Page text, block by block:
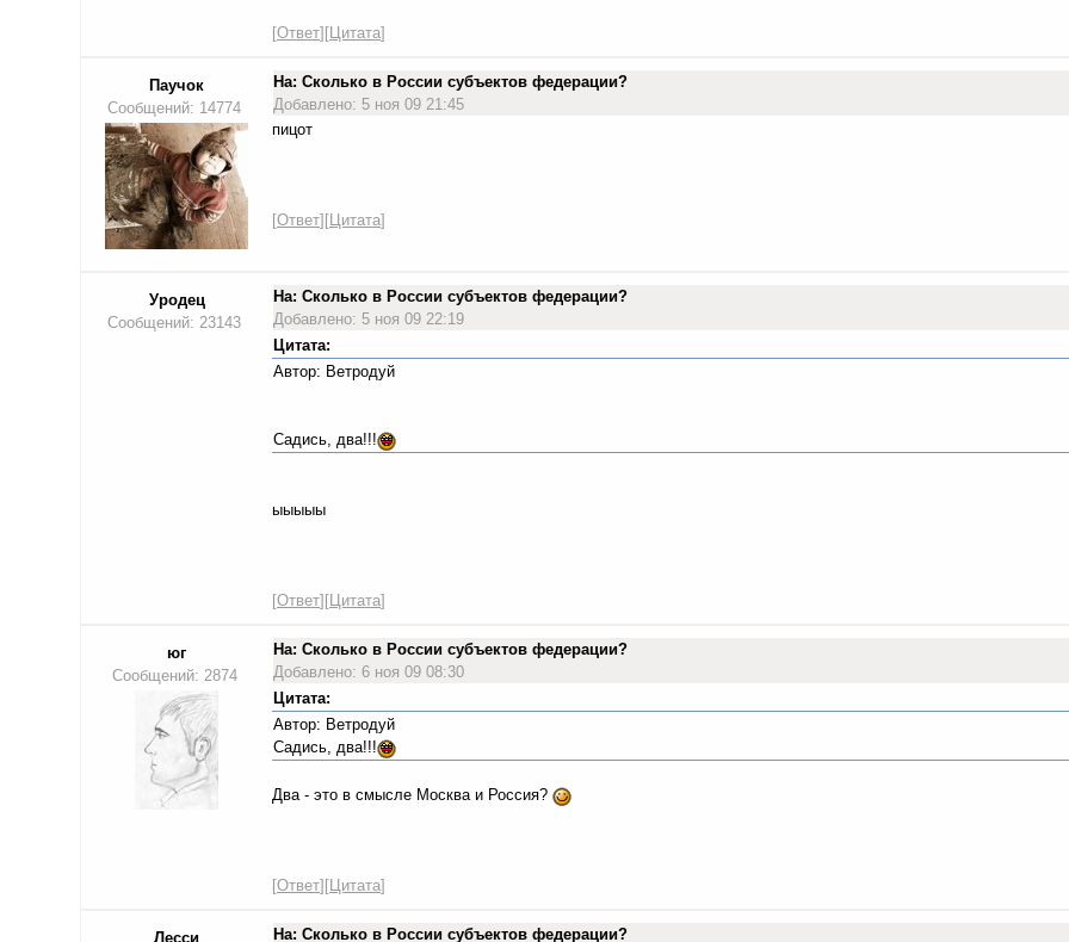
[Ответ][Цитата]
Паучок
Сообщений: 14774
На: Сколько в России субъектов федерации?
Добавлено: 5 ноя 09 21:45
пицот
[Ответ][Цитата]
Уродец
Сообщений: 23143
На: Сколько в России субъектов федерации?
Добавлено: 5 ноя 09 22:19
Цитата:
Автор: Ветродуй
Садись, два!!!
ыыыыы
[Ответ][Цитата]
юг
Сообщений: 2874
На: Сколько в России субъектов федерации?
Добавлено: 6 ноя 09 08:30
Цитата:
Автор: Ветродуй
Садись, два!!!
Два - это в смысле Москва и Россия?
[Ответ][Цитата]
Лесси
На: Сколько в России субъектов федерации?